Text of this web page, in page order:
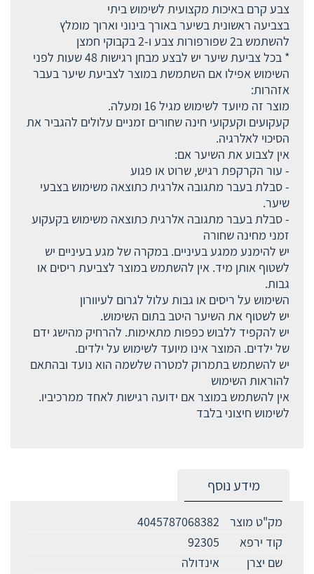
צבע קרם באיכות מקצועית לשימוש ביתי
בצביעה ראשונית בשיער באורך בינוני וארוך מומלץ
להשתמש ב2 שפורפורות צבע ו-2 בקבוקי חמצן
* בכל צביעת שיער יש לבצע מבחן רגישות 48 שעות לפני
השימוש אפילו אם השתמשת במוצר לצביעת שיער בעבר
אזהרות:
מוצר זה מיועד לשימוש מגיל 16 ומעלה.
קעקועים וקעקועי חינה שחורים זמניים עלולים להגביר את
הסיכוי לאלרגיה.
אין לצבוע את השיער אם:
- עור הקרקפת רגיש, שרוט או פגוע
- סבלת בעבר מתגובה אלרגית כתוצאה משימוש בצבעי
שיער.
- סבלת בעבר מתגובה אלרגית כתוצאה משימוש בקעקוע
זמני מחינה שחורה
יש להימנע ממגע בעיניים. במקרה של מגע בעיניים יש
לשטוף אותן מיד. אין להשתמש במוצר לצביעת ריסים או
גבות.
השימוש על ריסים או גבות עלול לגרום לעיוורון
יש לשטוף את השיער היטב בתום השימוש.
יש להקפיד ללבוש כפפות מתאימות. להרחיק מהישג ידם
של ילדים. המוצר אינו מיועד לשימוש על ילדים.
יש להשתמש בתמרוק למטרה שלשמה הוא נועד ובהתאם
להוראות השימוש
אין להשתמש במוצר אם ידועה רגישות לאחד ממרכיביו.
לשימוש חיצוני בלבד
מידע נוסף
מק"ט מוצר
4045787068382
קוד ירפא
92305
שם יצרן
אינדולה